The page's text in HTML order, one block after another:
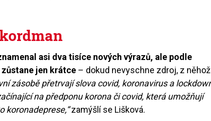
asi dva tisíce nových výrazů, ale podle
jen krátce – dokud nevyschne zdroj, z něhož
zásobě přetrvají slova covid, koronavirus a
na předponu korona či covid, která umožňují
koronadeprese,“zamýšlí se Lišková.